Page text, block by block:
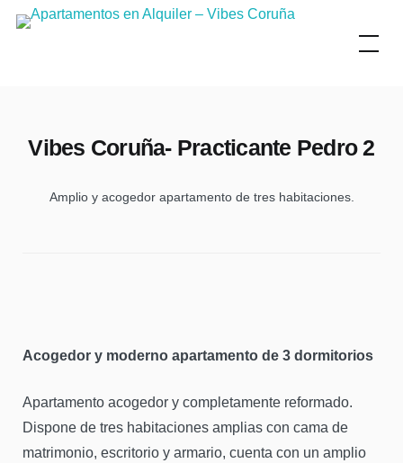
Skip
Vibes Coruña- Practicante Pedro 2
Amplio y acogedor apartamento de tres habitaciones.
Acogedor y moderno apartamento de 3 dormitorios
Apartamento acogedor y completamente reformado.
Dispone de tres habitaciones amplias con cama de
matrimonio, escritorio y armario, cuenta con un amplio